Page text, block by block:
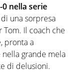
nella serie
una sorpresa
Il coach che
pronta a
grande mela
di delusioni.